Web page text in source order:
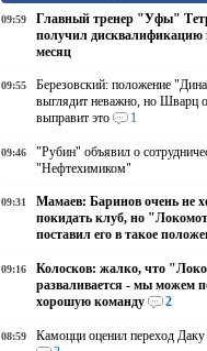
09:59
Главный тренер "Уфы"
получил дисквалификацию
месяц
09:55
Березовский: положение
выглядит неважно, но Шварц
выправит это
1
09:46
"Рубин" объявил о
"Нефтехимиком"
09:31
Мамаев: Баринов очень не
покидать клуб, но
поставил его в такое
09:16
Колосков: жалко, что
разваливается - мы можем
хорошую команду
2
08:59
Камоцци оценил переход